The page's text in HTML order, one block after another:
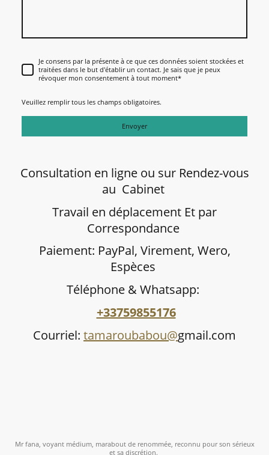
Je consens par la présente à ce que ces données soient stockées et
traitées dans le but d'établir un contact. Je sais que je peux
révoquer mon consentement à tout moment*
Veuillez remplir tous les champs obligatoires.
Envoyer
Consultation en ligne ou sur Rendez-vous
au Cabinet
Travail en déplacement Et par
Correspondance
Paiement: PayPal, Virement, Wero,
Espèces
Téléphone & Whatsapp:
+33759855176
Courriel: tamaroubabou@gmail.com
Mr fana, voyant médium, marabout de renommée, reconnu pour son sérieux
et sa discrétion.